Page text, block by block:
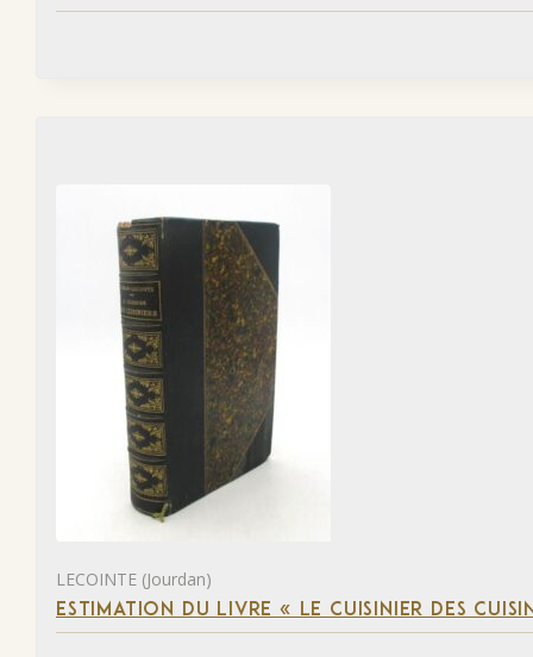
LECOINTE (Jourdan)
ESTIMATION DU LIVRE « LE CUISINIER DES